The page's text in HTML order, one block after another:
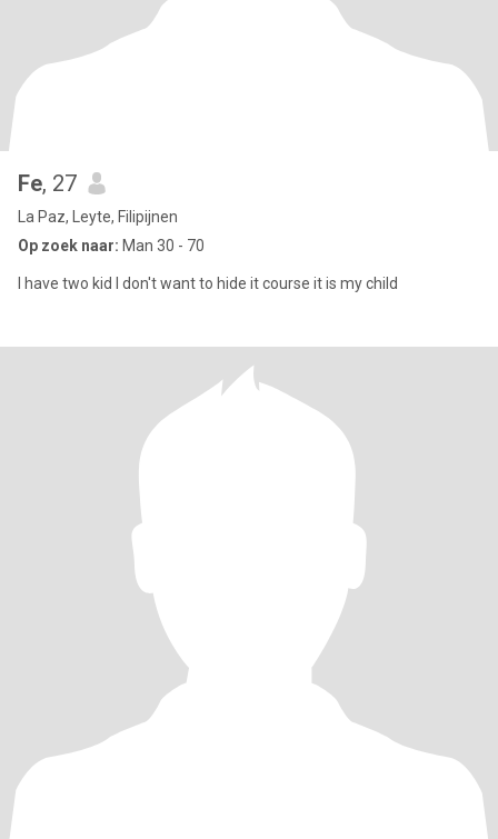
Fe, 27
La Paz, Leyte, Filipijnen
Op zoek naar: Man 30 - 70
I have two kid I don't want to hide it course it is my child